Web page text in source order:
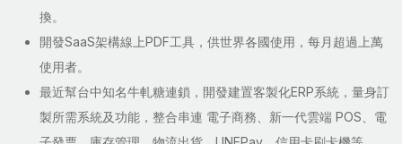
換。
開發SaaS架構線上PDF工具，供世界各國使用，每月超過上萬
使用者。
最近幫台中知名牛軋糖連鎖，開發建置客製化ERP系統，量身訂
製所需系統及功能，整合串連 電子商務、新一代雲端 POS、電